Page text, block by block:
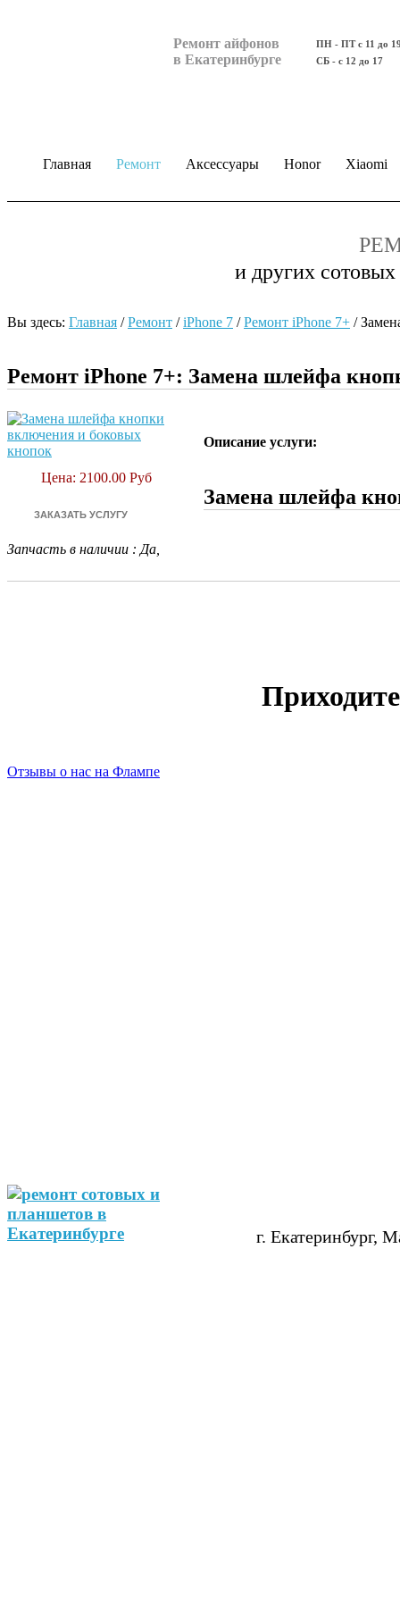
Ремонт айфонов
в Екатеринбурге
ПН - ПТ с 11 до
СБ - с 12 до 17
Главная Ремонт Аксессуары Honor Xiaomi
и других
Вы здесь: Главная /Ремонт /iPhone 7 /Ремонт iPhone 7+ /
Ремонт iPhone 7+: Замена шлейфа
Цена: 2100.00 Руб
Описание услуги:
Замена шлейфа
Запчасть в наличии : Да,
Отзывы о нас на Флампе
г. Екатеринбург,